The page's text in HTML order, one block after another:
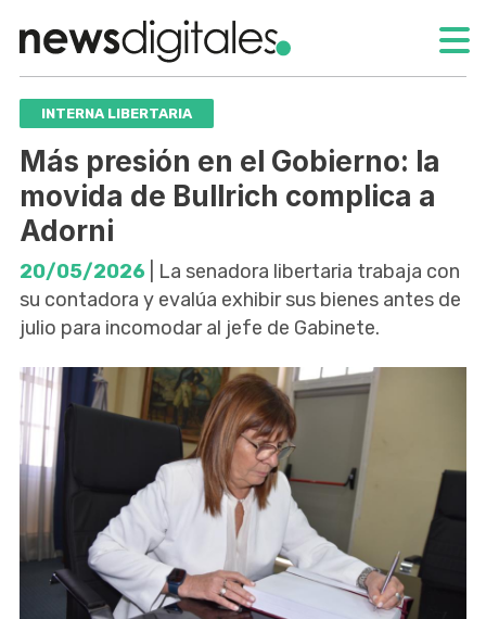
INTERNA LIBERTARIA
Más presión en el Gobierno: la
movida de Bullrich complica a
Adorni
20/05/2026 | La senadora libertaria trabaja con
su contadora y evalúa exhibir sus bienes antes de
julio para incomodar al jefe de Gabinete.